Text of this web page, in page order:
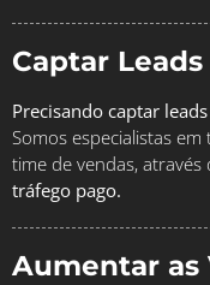
Captar Leads
Precisando captar
Somos especialistas
time de vendas,
tráfego pago.
Aumentar as